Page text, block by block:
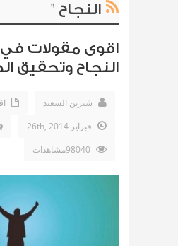
النجاح "
اقوى مقولات في
النجاح وتحقيق
شيرين السعيد
فبراير 26th, 2014